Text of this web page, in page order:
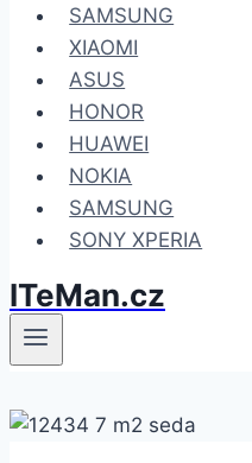
SAMSUNG
XIAOMI
ASUS
HONOR
HUAWEI
NOKIA
SAMSUNG
SONY XPERIA
ITeMan.cz